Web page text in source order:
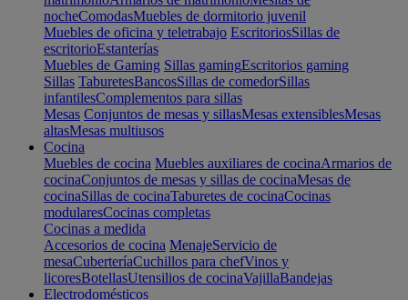
nocheComodasMuebles de dormitorio juvenil
Muebles de oficina y teletrabajo EscritoriosSillas de
escritorioEstanterías
Muebles de Gaming Sillas gamingEscritorios gaming
Sillas TaburetesBancosSillas de comedorSillas
infantilesComplementos para sillas
Mesas Conjuntos de mesas y sillasMesas extensiblesMesas
altasMesas multiusos
Cocina
Muebles de cocina Muebles auxiliares de cocinaArmarios de
cocinaConjuntos de mesas y sillas de cocinaMesas de
cocinaSillas de cocinaTaburetes de cocinaCocinas
modularesCocinas completas
Cocinas a medida
Accesorios de cocina MenajeServicio de
mesaCuberteríaCuchillos para chefVinos y
licoresBotellasUtensilios de cocinaVajillaBandejas
Electrodomésticos